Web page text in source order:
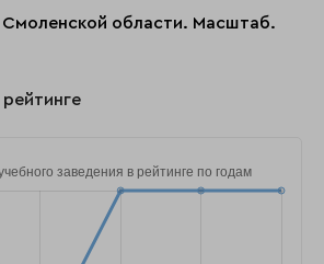
области. Масштаб.